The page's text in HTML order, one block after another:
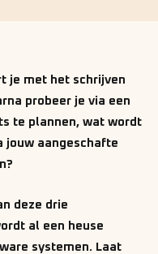
je met het schrijven
probeer je via een
te plannen, wat wordt
jouw aangeschafte
deze drie
al een heuse
systemen. Laat